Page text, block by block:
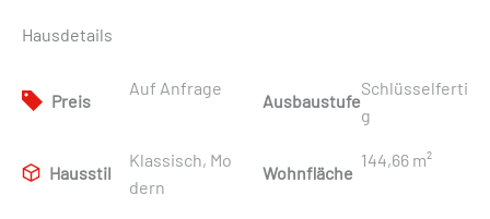
Hausdetails
Preis
Auf Anfrage
Ausbaustufe
Schlüsselferti
g
Hausstil
Klassisch, Mo
dern
Wohnfläche
144,66 m²